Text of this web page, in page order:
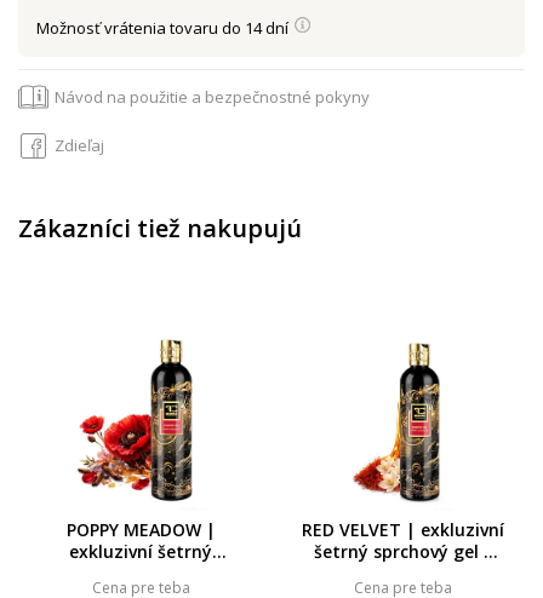
Možnosť vrátenia tovaru do 14 dní
Návod na použitie a bezpečnostné pokyny
Zdieľaj
Zákazníci tiež nakupujú
POPPY MEADOW |
exkluzivní šetrný
Cena pre teba
RED VELVET | exkluzivní
šetrný sprchový gel s
Cena pre teba